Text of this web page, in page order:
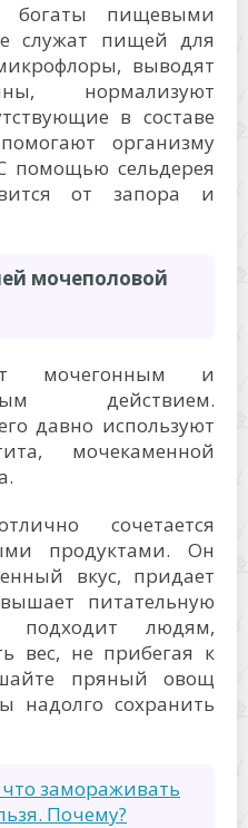
богаты пищевыми
служат пищей для
выводят
нормализуют
в составе
организму
помощью сельдерея
от запора и
мочеполовой
мочегонным и
действием.
давно используют
мочекаменной
сочетается
продуктами. Он
вкус, придает
питательную
подходит людям,
вес, не прибегая к
пряный овощ
надолго сохранить
что замораживать
Почему?